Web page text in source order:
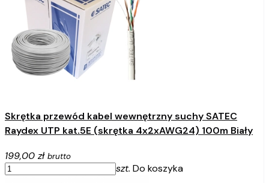
Skrętka przewód kabel wewnętrzny suchy SATEC
Raydex UTP kat.5E (skrętka 4x2xAWG24) 100m Biały
199,00 zł brutto
szt. Do koszyka